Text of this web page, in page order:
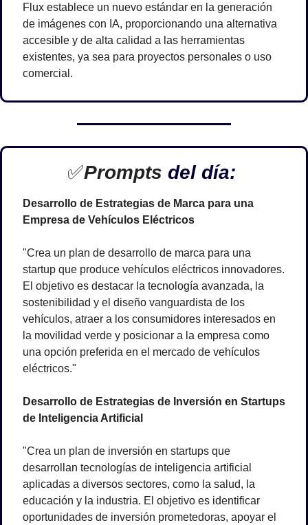
Flux establece un nuevo estándar en la generación
de imágenes con IA, proporcionando una alternativa
accesible y de alta calidad a las herramientas
existentes, ya sea para proyectos personales o uso
comercial.
✅Prompts del día:
Desarrollo de Estrategias de Marca para una
Empresa de Vehículos Eléctricos
"Crea un plan de desarrollo de marca para una
startup que produce vehículos eléctricos innovadores.
El objetivo es destacar la tecnología avanzada, la
sostenibilidad y el diseño vanguardista de los
vehículos, atraer a los consumidores interesados en
la movilidad verde y posicionar a la empresa como
una opción preferida en el mercado de vehículos
eléctricos."
Desarrollo de Estrategias de Inversión en Startups
de Inteligencia Artificial
"Crea un plan de inversión en startups que
desarrollan tecnologías de inteligencia artificial
aplicadas a diversos sectores, como la salud, la
educación y la industria. El objetivo es identificar
oportunidades de inversión prometedoras, apoyar el